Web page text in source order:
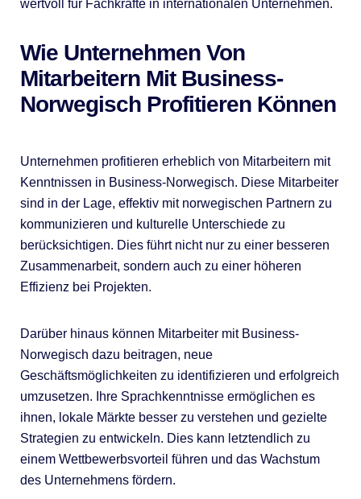
wertvoll für Fachkräfte in internationalen Unternehmen.
Wie Unternehmen Von
Mitarbeitern Mit Business-
Norwegisch Profitieren Können
Unternehmen profitieren erheblich von Mitarbeitern mit
Kenntnissen in Business-Norwegisch. Diese Mitarbeiter
sind in der Lage, effektiv mit norwegischen Partnern zu
kommunizieren und kulturelle Unterschiede zu
berücksichtigen. Dies führt nicht nur zu einer besseren
Zusammenarbeit, sondern auch zu einer höheren
Effizienz bei Projekten.
Darüber hinaus können Mitarbeiter mit Business-
Norwegisch dazu beitragen, neue
Geschäftsmöglichkeiten zu identifizieren und erfolgreich
umzusetzen. Ihre Sprachkenntnisse ermöglichen es
ihnen, lokale Märkte besser zu verstehen und gezielte
Strategien zu entwickeln. Dies kann letztendlich zu
einem Wettbewerbsvorteil führen und das Wachstum
des Unternehmens fördern.